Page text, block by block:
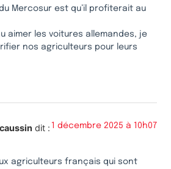
Mercosur est qu’il profiterait au
aimer les voitures allemandes, je
nos agriculteurs pour leurs
dit : 1 décembre 2025 à 10h07
agriculteurs français qui sont